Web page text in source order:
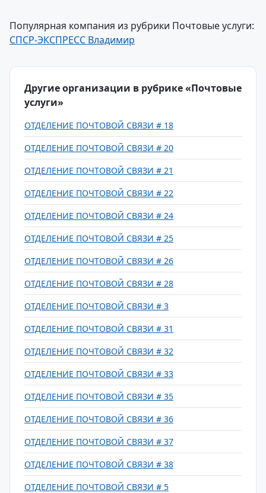
Популярная компания из рубрики Почтовые услуги:
СПСР-ЭКСПРЕСС Владимир
Другие организации в рубрике «Почтовые
услуги»
ОТДЕЛЕНИЕ ПОЧТОВОЙ СВЯЗИ # 18
ОТДЕЛЕНИЕ ПОЧТОВОЙ СВЯЗИ # 20
ОТДЕЛЕНИЕ ПОЧТОВОЙ СВЯЗИ # 21
ОТДЕЛЕНИЕ ПОЧТОВОЙ СВЯЗИ # 22
ОТДЕЛЕНИЕ ПОЧТОВОЙ СВЯЗИ # 24
ОТДЕЛЕНИЕ ПОЧТОВОЙ СВЯЗИ # 25
ОТДЕЛЕНИЕ ПОЧТОВОЙ СВЯЗИ # 26
ОТДЕЛЕНИЕ ПОЧТОВОЙ СВЯЗИ # 28
ОТДЕЛЕНИЕ ПОЧТОВОЙ СВЯЗИ # 3
ОТДЕЛЕНИЕ ПОЧТОВОЙ СВЯЗИ # 31
ОТДЕЛЕНИЕ ПОЧТОВОЙ СВЯЗИ # 32
ОТДЕЛЕНИЕ ПОЧТОВОЙ СВЯЗИ # 33
ОТДЕЛЕНИЕ ПОЧТОВОЙ СВЯЗИ # 35
ОТДЕЛЕНИЕ ПОЧТОВОЙ СВЯЗИ # 36
ОТДЕЛЕНИЕ ПОЧТОВОЙ СВЯЗИ # 37
ОТДЕЛЕНИЕ ПОЧТОВОЙ СВЯЗИ # 38
ОТДЕЛЕНИЕ ПОЧТОВОЙ СВЯЗИ # 5